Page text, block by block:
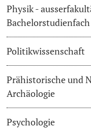
Physik -
Bachelorstudienfach
Politikwissenschaft
Prähistorische und
Archäologie
Psychologie